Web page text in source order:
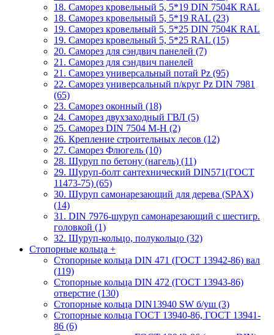
18. Саморез кровельный 5, 5*19 DIN 7504К RAL
18. Саморез кровельный 5, 5*19 RAL (23)
19. Саморез кровельный 5, 5*25 DIN 7504К RAL
19. Саморез кровельный 5, 5*25 RAL (15)
20. Саморез для сэндвич панелей (7)
21. Саморез для сэндвич панелей
21. Саморез универсальный потай Pz (95)
22. Саморез универсальный п/круг Pz DIN 7981
(65)
23. Саморез оконный (18)
24. Саморез двухзаходный ГВЛ (5)
25. Саморез DIN 7504 M-H (2)
26. Крепление строительных лесов (12)
27. Саморез Флюгель (10)
28. Шуруп по бетону (нагель) (11)
29. Шуруп-болт сантехнический DIN571(ГОСТ
11473-75) (65)
30. Шуруп самонарезающий для дерева (SPAX)
(14)
31. DIN 7976-шуруп самонарезающий с шестигр.
головкой (1)
32. Шуруп-кольцо, полукольцо (32)
Стопорные кольца +
Стопорные кольца DIN 471 (ГОСТ 13942-86) вал
(119)
Стопорные кольца DIN 472 (ГОСТ 13943-86)
отверстие (130)
Стопорные кольца DIN13940 SW б/уш (3)
Стопорные кольца ГОСТ 13940-86, ГОСТ 13941-
86 (6)